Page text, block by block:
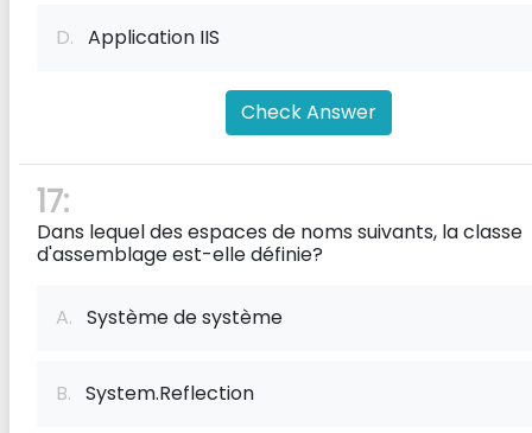
D. Application IIS
Check Answer
17:
Dans lequel des espaces de noms suivants, la classe
d'assemblage est-elle définie?
A. Système de système
B. System.Reflection